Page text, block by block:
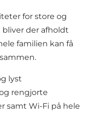
for store og
der afholdt
familien kan få
lyst
rengjorte
samt Wi-Fi på hele